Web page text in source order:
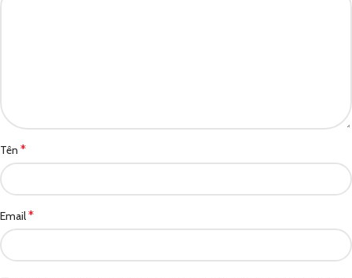
Tên *
Email*